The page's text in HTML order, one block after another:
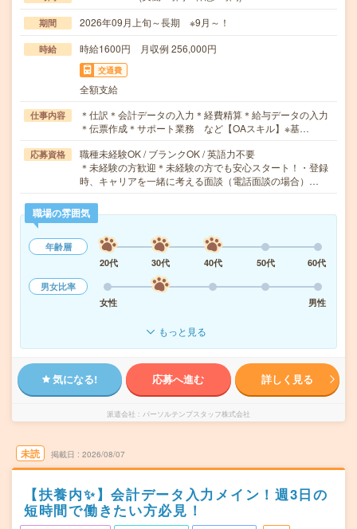
期間 2026年09月上旬～長期 ※9月～！
時給 時給1600円 月収例 256,000円
交通費
全額支給
仕事内容
＊仕訳＊会計データの入力＊経費精算＊給与データの入力
＊伝票作成＊サポート業務 など【OAスキル】※基…
応募資格
職種未経験OK / ブランクOK / 英語力不要
＊未経験の方歓迎＊未経験の方でも安心スタート！・登録
時、キャリアを一緒に考える面談（電話面談の場合）…
職場の雰囲気
年齢層
20代
30代 40代 50代
60代
男女比率
女性
男性
もっと見る
気になる! 応募へ進む 詳しく見る
派遣会社 パーソルテンプスタッフ株式会社
未読 掲載日 2026/08/07
【扶養内✨】会計データ入力メイン！週3日の
短時間で働きたい方必見！